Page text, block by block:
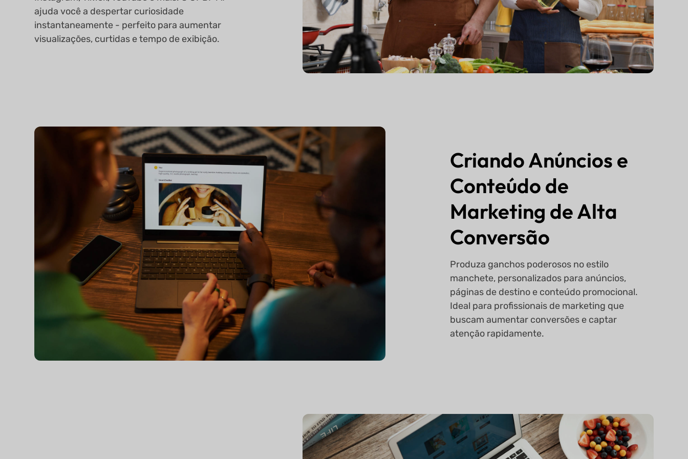
ajuda você a despertar curiosidade
instantaneamente - perfeito para aumentar
visualizações, curtidas e tempo de exibição.
Criando Anúncios e
Conteúdo de
Marketing de Alta
Conversão
Produza ganchos poderosos no estilo
manchete, personalizados para anúncios,
páginas de destino e conteúdo promocional.
Ideal para profissionais de marketing que
buscam aumentar conversões e captar
atenção rapidamente.